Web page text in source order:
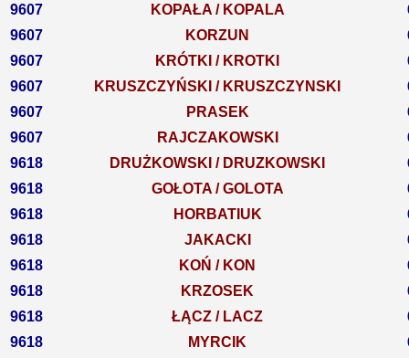
9607
KOPAŁA / KOPALA
9607
KORZUN
9607
KRÓTKI / KROTKI
9607
KRUSZCZYŃSKI / KRUSZCZYNSKI
9607
PRASEK
9607
RAJCZAKOWSKI
9618
DRUŻKOWSKI / DRUZKOWSKI
9618
GOŁOTA / GOLOTA
9618
HORBATIUK
9618
JAKACKI
9618
KOŃ / KON
9618
KRZOSEK
9618
ŁĄCZ / LACZ
9618
MYRCIK